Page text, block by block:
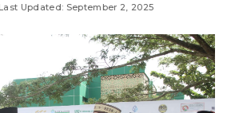
Last Updated: September 2, 2025